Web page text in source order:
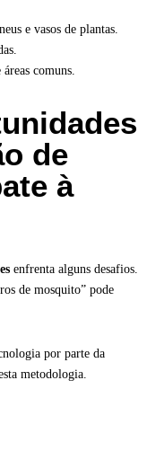
e vasos de plantas.
comuns.
de
à
enfrenta alguns desafios.
de mosquito” pode
por parte da
metodologia.